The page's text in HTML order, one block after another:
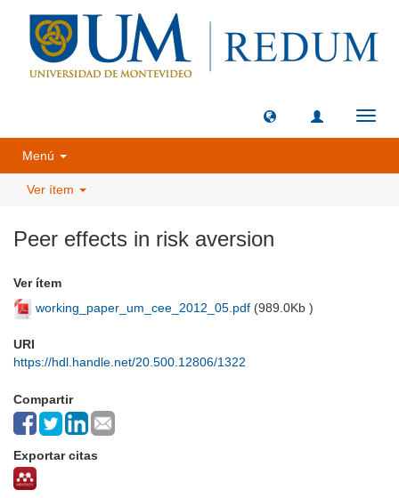
Menú
Ver ítem
Peer effects in risk aversion
Ver ítem
working_paper_um_cee_2012_05.pdf (989.0Kb )
URI
https://hdl.handle.net/20.500.12806/1322
Compartir
Exportar citas